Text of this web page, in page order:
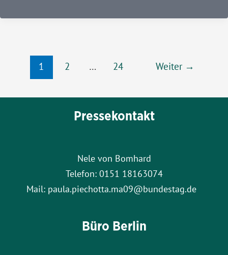
müssen
Wegen
suchen“
Seitennummerierung
der
1 2 … 24 Weiter →
Pressekontakt
Nele von Bomhard
Telefon: 0151 18163074
Mail: paula.piechotta.ma09@bundestag.de
Büro Berlin